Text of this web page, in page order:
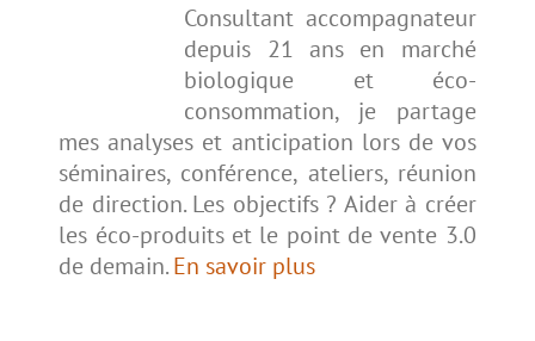
Consultant accompagnateur
depuis 21 ans en marché
biologique et éco-
consommation, je partage
mes analyses et anticipation lors de vos
séminaires, conférence, ateliers, réunion
de direction. Les objectifs ? Aider à créer
les éco-produits et le point de vente 3.0
de demain.En savoir plus